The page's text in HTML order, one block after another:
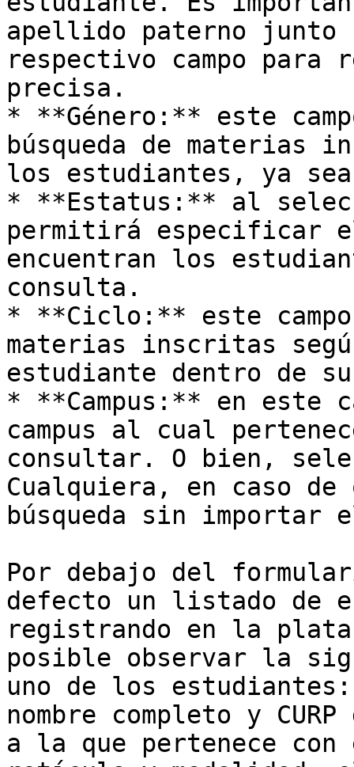
apellido paterno junto
respectivo campo para
precisa.
* **Género:** este
búsqueda de materias
los estudiantes, ya
* **Estatus:** al
permitirá especificar
encuentran los
consulta.
* **Ciclo:** este
materias inscritas
estudiante dentro de
* **Campus:** en este
campus al cual
consultar. O bien,
Cualquiera, en caso
búsqueda sin importar
Por debajo del
defecto un listado de
registrando en la
posible observar la
uno de los
nombre completo y
a la que pertenece